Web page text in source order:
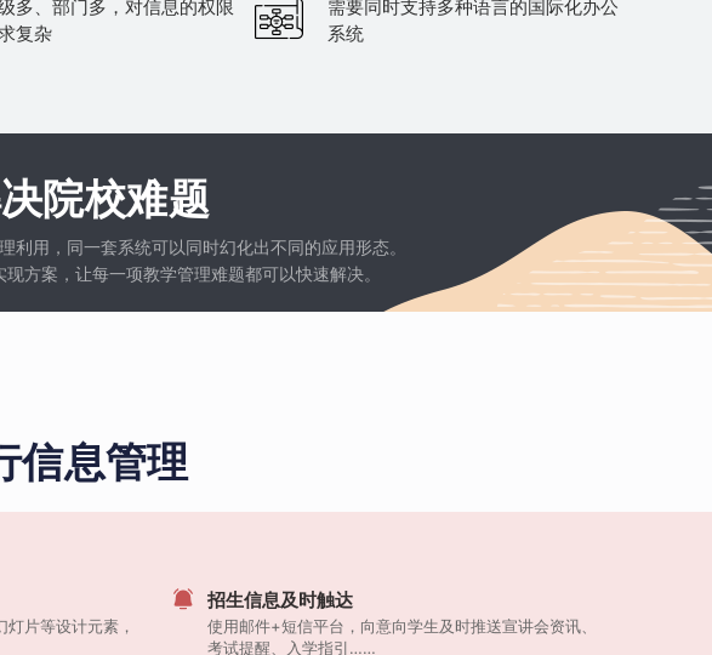
多、部门多，对信息的权限
复杂
需要同时支持多种语言的国际化办公
系统
院校难题
用，同一套系统可以同时幻化出不同的应用形态。
方案，让每一项教学管理难题都可以快速解决。
信息管理
片等设计元素，
招生信息及时触达
使用邮件+短信平台，向意向学生及时推送宣讲会资讯、
考试提醒、入学指引……